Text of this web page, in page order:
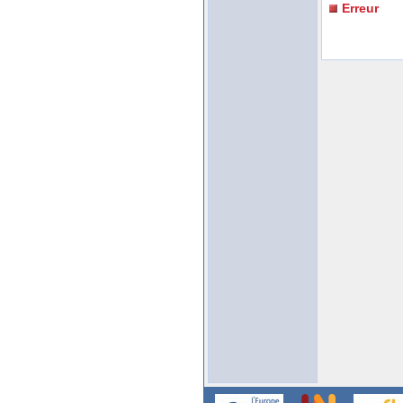
Erreur